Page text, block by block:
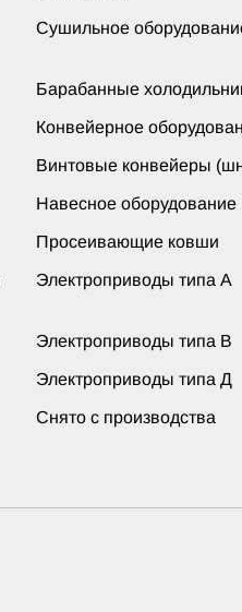
Сушильное
Барабанные
Конвейерное
Винтовые конвейеры
Навесное оборудование
Просеивающие ковши
Электроприводы типа А
Электроприводы типа В
Электроприводы типа Д
Снято с производства